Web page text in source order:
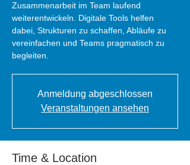
Zusammenarbeit im Team laufend
weiterentwickeln. Digitale Tools helfen
dabei, Strukturen zu schaffen, Abläufe zu
vereinfachen und Teams pragmatisch zu
begleiten.
Anmeldung abgeschlossen
Veranstaltungen ansehen
Time & Location